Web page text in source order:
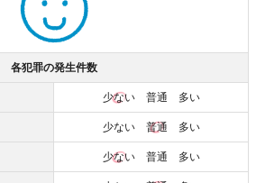
各犯罪の発生件数
少ない普通 多い
少ない 普通 多い
少ない普通 多い